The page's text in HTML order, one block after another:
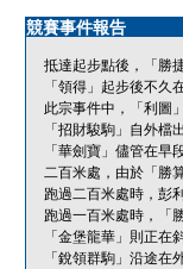
競賽事件報告
抵達起步點後，「勝
「領得」起步後不
此宗事件中，「利圖
「招財駿駒」自外檔
「華劍寶」儘管在早
二百米處，由於「勝
跑過二百米處時，彭
跑過一百米處時，「
「金堡龍華」則正在
「銳領群駒」沿途在